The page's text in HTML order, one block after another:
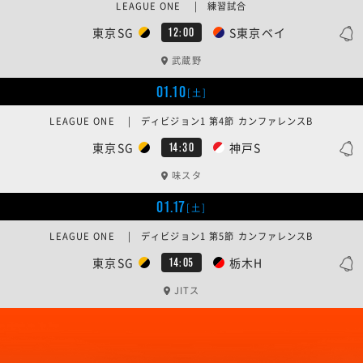
東京SG 12:00 S東京ベイ
LEAGUE ONE | 練習試合
武蔵野
01.10[土]
東京SG 14:30 神戸S
LEAGUE ONE | ディビジョン1 第4節 カンファレンスB
味スタ
01.17[土]
東京SG 14:05 栃木H
LEAGUE ONE | ディビジョン1 第5節 カンファレンスB
JITス